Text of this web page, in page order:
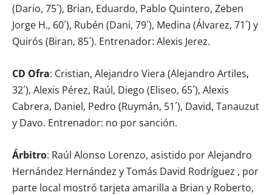
(Dario, 75´), Brian, Eduardo, Pablo Quintero, Zeben
Jorge H., 60´), Rubén (Dani, 79´), Medina (Álvarez, 71´) y
Quirós (Biran, 85´). Entrenador: Alexis Jerez.
CD Ofra: Cristian, Alejandro Viera (Alejandro Artiles,
32´), Alexis Pérez, Raúl, Diego (Eliseo, 65´), Alexis
Cabrera, Daniel, Pedro (Ruymán, 51´), David, Tanauzut
y Davo. Entrenador: no por sanción.
Árbitro: Raúl Alonso Lorenzo, asistido por Alejandro
Hernández Hernández y Tomás David Rodríguez , por
parte local mostró tarjeta amarilla a Brian y Roberto,